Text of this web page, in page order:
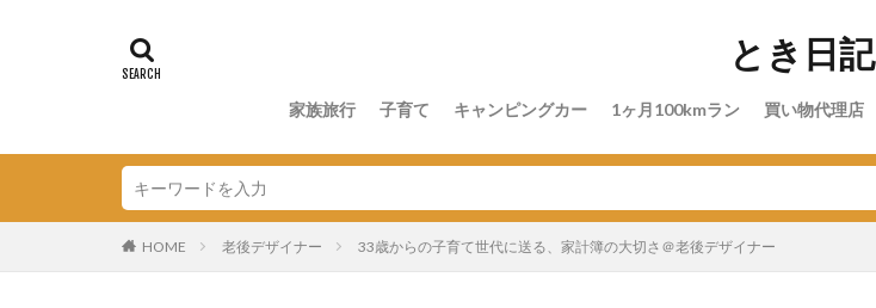
とき日記
家族旅行 子育て キャンピングカー 1ヶ月100kmラン 買い物代理店
HOME 老後デザイナー 33歳からの子育て世代に送る、家計簿の大切さ＠老後デザイナー